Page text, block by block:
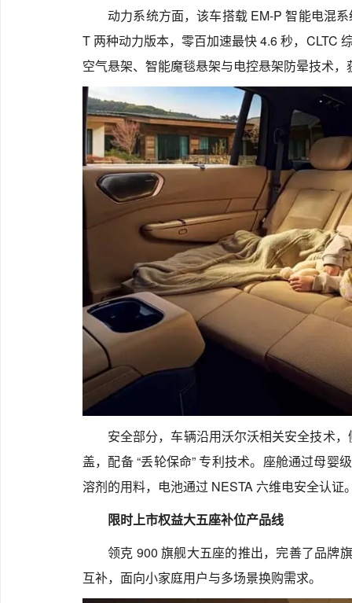
动力系统方面，该车搭载 EM-P 智能电混
T 两种动力版本，零百加速最快 4.6 秒，CLTC
空气悬架、智能魔毯悬架与电控悬架防晕技术
安全部分，车辆沿用沃尔沃相关安全技术
盖，配备 “丢轮保命” 专利技术。座舱通过母婴
溶剂的用料，电池通过 NESTA 六维电安全认证
限时上市权益大五座补位产品线
领克 900 旗舰大五座的推出，完善了品牌
互补，面向小家庭用户与多场景换购需求。